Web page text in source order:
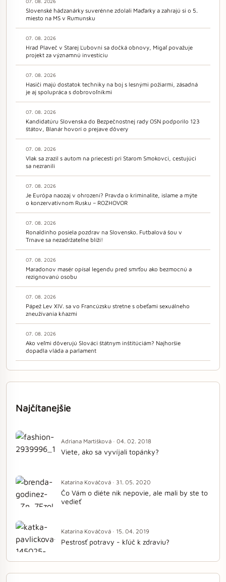
Slovenské hádzanárky suverénne zdolali Maďarky a zahrajú si o 5.
miesto na MS v Rumunsku
07. 08. 2026
Hrad Plaveč v Starej Ľubovni sa dočká obnovy, Migaľ považuje
projekt za významnú investíciu
07. 08. 2026
Hasiči majú dostatok techniky na boj s lesnými požiarmi, zásadná
je aj spolupráca s dobrovoľníkmi
07. 08. 2026
Kandidatúru Slovenska do Bezpečnostnej rady OSN podporilo 123
štátov, Blanár hovorí o prejave dôvery
07. 08. 2026
Vlak sa zrazil s autom na priecestí pri Starom Smokovci, cestujúci
sa nezranili
07. 08. 2026
Je Európa naozaj v ohrození? Pravda o kriminalite, islame a mýte
o konzervatívnom Rusku – ROZHOVOR
07. 08. 2026
Ronaldinho posiela pozdrav na Slovensko. Futbalová šou v
Trnave sa nezadržateľne blíži!
07. 08. 2026
Maradonov masér opísal legendu pred smrťou ako bezmocnú a
rezignovanú osobu
07. 08. 2026
Pápež Lev XIV. sa vo Francúzsku stretne s obeťami sexuálneho
zneužívania kňazmi
07. 08. 2026
Ako veľmi dôverujú Slováci štátnym inštitúciám? Najhoršie
dopadla vláda a parlament
Najčítanejšie
Adriana Martišková · 04. 02. 2018
Viete, ako sa vyvíjali topánky?
Katarína Kováčová · 31. 05. 2020
Čo Vám o diéte nik nepovie, ale mali by ste to
vedieť
Katarína Kováčová · 15. 04. 2019
Pestrosť potravy - kľúč k zdraviu?